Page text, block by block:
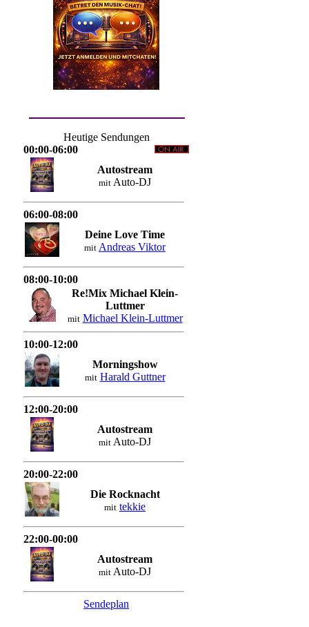
Heutige Sendungen
00:00-06:00
Autostream
mit Auto-DJ
06:00-08:00
Deine Love Time
mit Andreas Viktor
08:00-10:00
Re!Mix Michael Klein-
Luttmer
mit Michael Klein-Luttmer
10:00-12:00
Morningshow
mit Harald Guttner
12:00-20:00
Autostream
mit Auto-DJ
20:00-22:00
Die Rocknacht
mit tekkie
22:00-00:00
Autostream
mit Auto-DJ
Sendeplan